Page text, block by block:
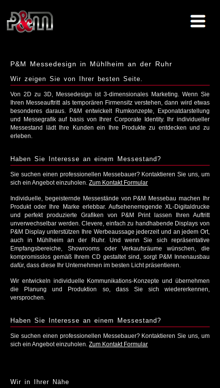
P&M Messedesign in Mühlheim an der Ruhr
Wir zeigen Sie von Ihrer besten Seite.
Von 2D zu 3D, Messedesign ist 3-dimensionales Marketing. Wenn Sie
Ihren Messeauftritt als temporären Firmensitz verstehen, dann wird etwas
besonderes daraus. P&M entwickelt Rumkonzepte, Exponatdarstellung
und Messegrafik auf basis von Ihrer Corporate Identity. Ihr individueller
Messestand lädt Ihre Kunden ein Ihre Produkte zu entdecken und zu
erleben.
Haben Sie Interesse an einem Messestand?
Sie suchen einen professionellen Messebauer? Kontaktieren Sie uns, um
sich ein Angebot einzuholen.Zum Kontakt Formular
Individuelle, begeisternde Messestände von P&M Messebau machen Ihr
Produkt oder Ihre Marke erlebbar. Aufsehenerregende XL-Digitaldrucke
und perfekt produzierte Grafiken von P&M Print lassen Ihren Auftritt
unverwechselbar werden. Clevere, einfach zu handhabende Displays von
P&M Display unterstützen Ihre Werbeaussage jederzeit und an jedem Ort,
auch in Mühlheim an der Ruhr. Und wenn Sie sich repräsentative
Empfangsbereiche, Showrooms oder Verkaufsräume wünschen, die
kompromisslos gemäß Ihrem CD gestaltet sind, sorgt P&M Innenausbau
dafür, dass diese Ihr Unternehmen im besten Licht präsentieren.
Wir entwickeln individuelle Kommunikations-Konzepte und übernehmen
die Planung und Produktion so, dass Sie sich wiedererkennen,
versprochen.
Haben Sie Interesse an einem Messestand?
Sie suchen einen professionellen Messebauer? Kontaktieren Sie uns, um
sich ein Angebot einzuholen.Zum Kontakt Formular
Wir in Ihrer Nähe